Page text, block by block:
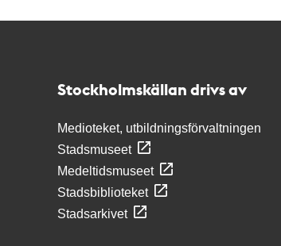
Stockholmskällan drivs av
Medioteket, utbildningsförvaltningen
Stadsmuseet
Medeltidsmuseet
Stadsbiblioteket
Stadsarkivet